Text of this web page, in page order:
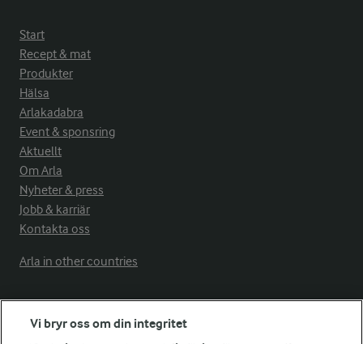
Start
Recept & mat
Produkter
Hälsa
Arlakadabra
Event & sponsring
Aktuellt
Om Arla
Nyheter & press
Jobb & karriär
Kontakta oss
Arla in other countries
Fler Arlasajter
Vi bryr oss om din integritet